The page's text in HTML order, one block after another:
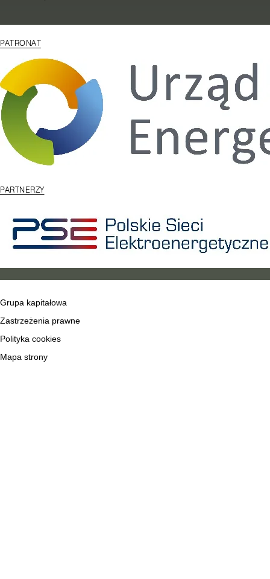
PATRONAT
PARTNERZY
Grupa kapitałowa
Zastrzeżenia prawne
Polityka cookies
Mapa strony